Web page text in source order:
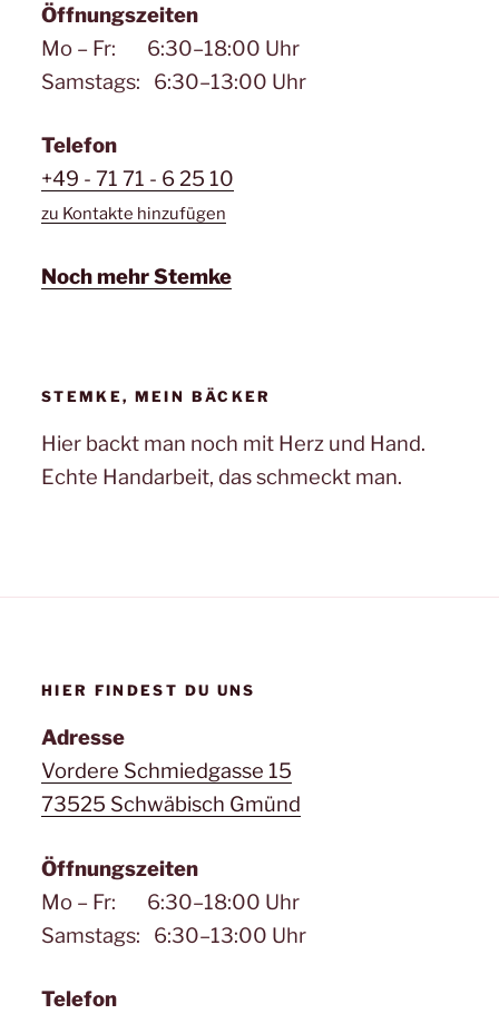
Öffnungszeiten
Mo – Fr: 6:30–18:00 Uhr
Samstags: 6:30–13:00 Uhr
Telefon
+49 - 71 71 - 6 25 10
zu Kontakte hinzufügen
Noch mehr Stemke
STEMKE, MEIN BÄCKER
Hier backt man noch mit Herz und Hand.
Echte Handarbeit, das schmeckt man.
HIER FINDEST DU UNS
Adresse
Vordere Schmiedgasse 15
73525 Schwäbisch Gmünd
Öffnungszeiten
Mo – Fr: 6:30–18:00 Uhr
Samstags: 6:30–13:00 Uhr
Telefon